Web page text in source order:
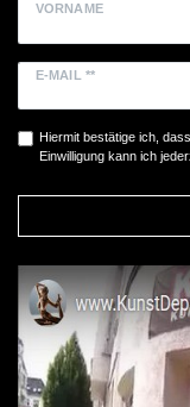
VORNAME
E-MAIL **
Hiermit bestätige ich,
Einwilligung kann ich